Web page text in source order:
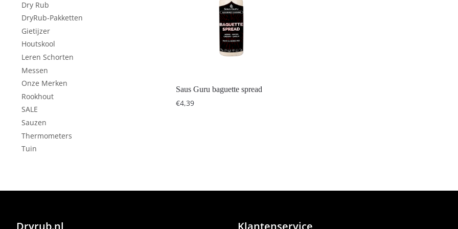
Saus Guru baguette spread
€4,39
Dry Rub
DryRub-Pakketten
Gietijzer
Houtskool
Leren Schorten
Messen
Onze Merken
Rookhout
SALE
Sauzen
Thermometers
Tuin
Dryrub.nl Klantenservice